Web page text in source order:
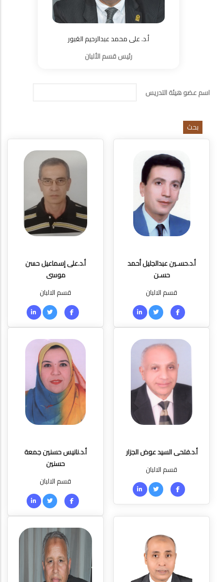
أ.د. على محمد عبدالرحيم العَبور
رئيس قسم الألبان
اسم عضو هيئة التدريس
أ.د.حسـين عبدالجليل أحمد
حسـن
قسم الالبان
أ.د.على إسماعيل حسن
موسى
قسم الالبان
أ.د.فتحى السيد عوض الجزار
قسم الالبان
أ.د.نانيس حسنين جمعة
حسنين
قسم الالبان